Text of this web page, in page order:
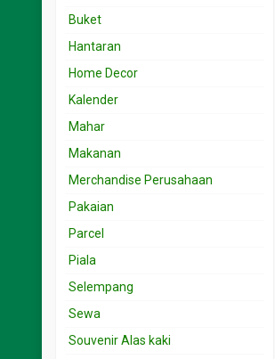
Souvenir 15.001 < 25 rb
Souvenir 25.001 < 50 rb
Souvenir 5.001 < 15 rb
Souvenir 50.001 < 100 rb
Undangan 1rb – 2rb
Undangan 2.001- 3rb
Undangan 3.001 – 5rb
Undangan 5.001 – 10rb
Undangan 501-999
Buket
Hantaran
Home Decor
Kalender
Mahar
Makanan
Merchandise Perusahaan
Pakaian
Parcel
Piala
Selempang
Sewa
Souvenir Alas kaki